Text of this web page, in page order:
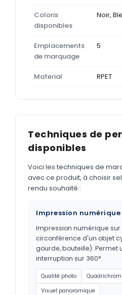
Coloris
disponibles
Noir,
Emplacements
de marquage
5
Material RPET
Techniques de
disponibles
Voici les techniques de
avec ce produit, à choisir
rendu souhaité :
Impression numérique
Impression numérique
circonférence d'un objet
gourde, bouteille). Permet
interruption sur 360°.
Qualité photo
Visuel panoramique